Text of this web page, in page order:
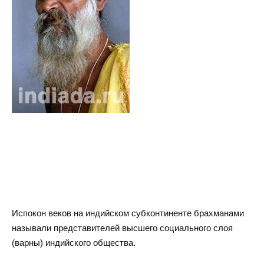
Испокон веков на индийском субконтиненте брахманами
называли представителей высшего социального слоя
(варны) индийского общества.